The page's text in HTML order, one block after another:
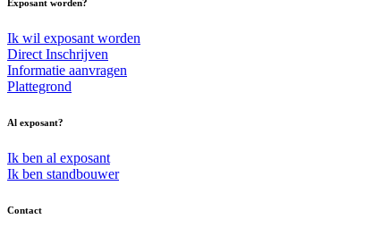
Exposant worden?
Ik wil exposant worden
Direct Inschrijven
Informatie aanvragen
Plattegrond
Al exposant?
Ik ben al exposant
Ik ben standbouwer
Contact